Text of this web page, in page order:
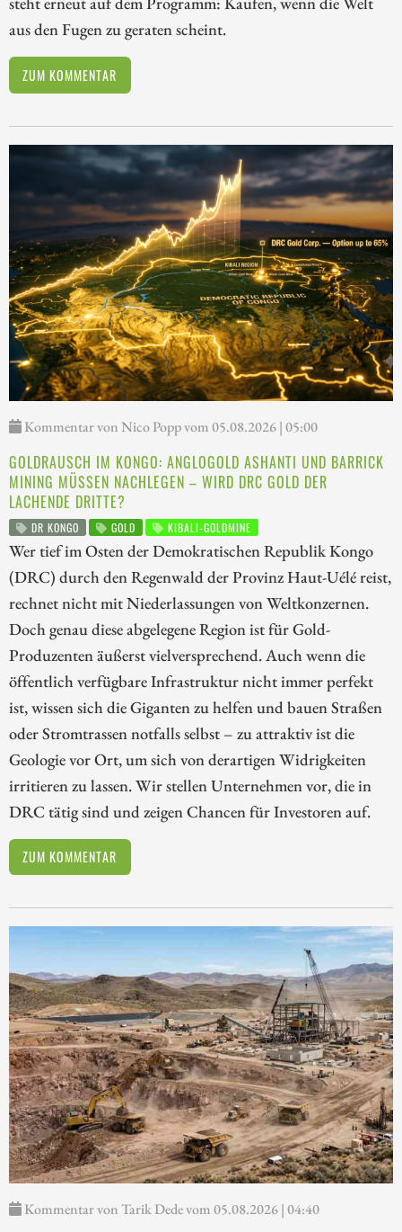
aus den Fugen zu geraten scheint.
ZUM KOMMENTAR
Kommentar von Nico Popp vom 05.08.2026 | 05:00
GOLDRAUSCH IM KONGO: ANGLOGOLD ASHANTI UND BARRICK
MINING MÜSSEN NACHLEGEN – WIRD DRC GOLD DER
LACHENDE DRITTE?
DR KONGO GOLD KIBALI-GOLDMINE
Wer tief im Osten der Demokratischen Republik Kongo
(DRC) durch den Regenwald der Provinz Haut-Uélé reist,
rechnet nicht mit Niederlassungen von Weltkonzernen.
Doch genau diese abgelegene Region ist für Gold-
Produzenten äußerst vielversprechend. Auch wenn die
öffentlich verfügbare Infrastruktur nicht immer perfekt
ist, wissen sich die Giganten zu helfen und bauen Straßen
oder Stromtrassen notfalls selbst – zu attraktiv ist die
Geologie vor Ort, um sich von derartigen Widrigkeiten
irritieren zu lassen. Wir stellen Unternehmen vor, die in
DRC tätig sind und zeigen Chancen für Investoren auf.
ZUM KOMMENTAR
Kommentar von Tarik Dede vom 05.08.2026 | 04:40